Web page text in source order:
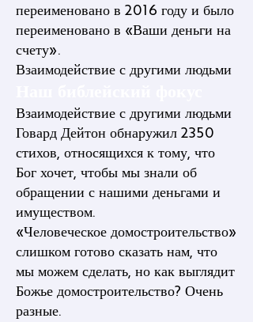
переименовано в 2016 году и было
переименовано в «Ваши деньги на
счету».
Взаимодействие с другими людьми
Взаимодействие с другими людьми
Говард Дейтон обнаружил 2350
стихов, относящихся к тому, что
Бог хочет, чтобы мы знали об
обращении с нашими деньгами и
имуществом.
«Человеческое домостроительство»
слишком готово сказать нам, что
мы можем сделать, но как выглядит
Божье домостроительство? Очень
разные.